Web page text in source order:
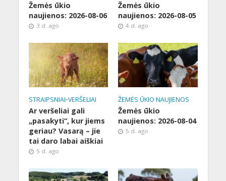
Žemės ūkio
naujienos: 2026-08-06
3 d. ago
Žemės ūkio
naujienos: 2026-08-05
4 d. ago
STRAIPSNIAI•VERŠELIAI
Ar veršeliai gali
„pasakyti“, kur jiems
geriau? Vasarą – jie
tai daro labai aiškiai
5 d. ago
ŽEMĖS ŪKIO NAUJIENOS
Žemės ūkio
naujienos: 2026-08-04
5 d. ago